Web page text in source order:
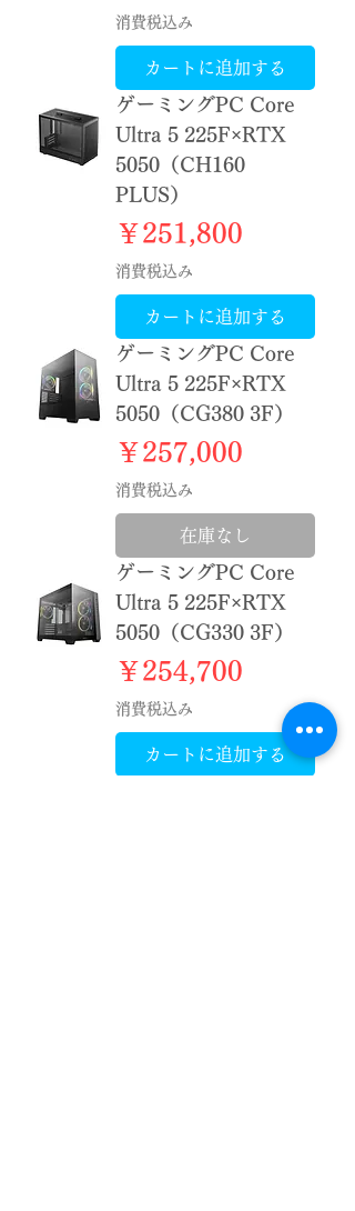
消費税込み
カートに追加する
ゲーミングPC Core
Ultra 5 225F×RTX
5050（CH160
PLUS）
価格
￥251,800
消費税込み
カートに追加する
ゲーミングPC Core
Ultra 5 225F×RTX
5050（CG380 3F）
価格
￥257,000
消費税込み
在庫なし
ゲーミングPC Core
Ultra 5 225F×RTX
5050（CG330 3F）
価格
￥254,700
消費税込み
カートに追加する